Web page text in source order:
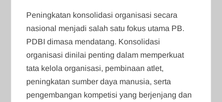
Peningkatan konsolidasi organisasi secara
nasional menjadi salah satu fokus utama PB.
PDBI dimasa mendatang. Konsolidasi
organisasi dinilai penting dalam memperkuat
tata kelola organisasi, pembinaan atlet,
peningkatan sumber daya manusia, serta
pengembangan kompetisi yang berjenjang dan